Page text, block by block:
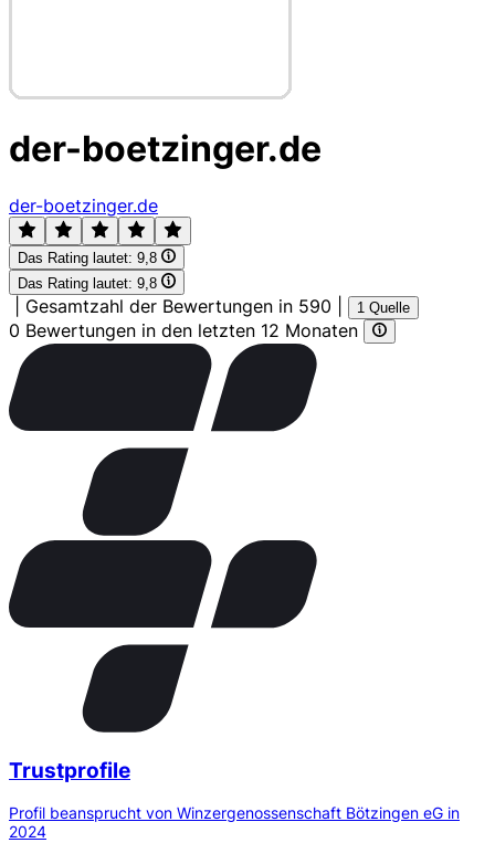
der-boetzinger.de
der-boetzinger.de
Das Rating lautet: 9,8
Das Rating lautet: 9,8
Gesamtzahl der Bewertungen in 590 1 Quelle
0 Bewertungen in den letzten 12 Monaten
Trustprofile
Profil beansprucht von Winzergenossenschaft Bötzingen eG in
2024